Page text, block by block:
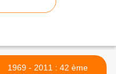
1969 - 2011 : 42 ème